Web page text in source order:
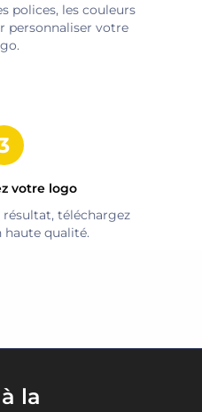
polices, les couleurs
personnaliser votre
votre logo
téléchargez
qualité.
la